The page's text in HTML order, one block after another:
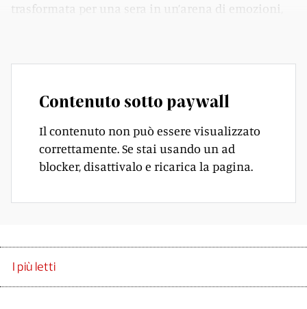
trasformata per una sera in un’arena di emozioni,
Contenuto sotto paywall
Il contenuto non può essere visualizzato
correttamente. Se stai usando un ad
blocker, disattivalo e ricarica la pagina.
I più letti